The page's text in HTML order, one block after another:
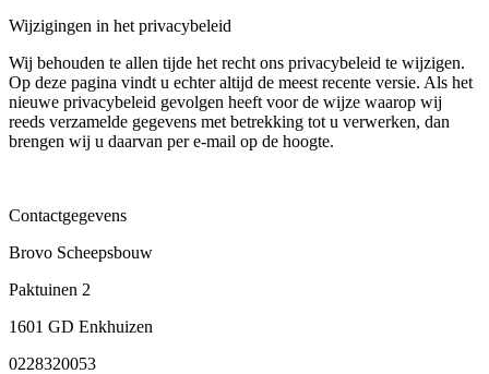
Wijzigingen in het privacybeleid
Wij behouden te allen tijde het recht ons privacybeleid te wijzigen.
Op deze pagina vindt u echter altijd de meest recente versie. Als het
nieuwe privacybeleid gevolgen heeft voor de wijze waarop wij
reeds verzamelde gegevens met betrekking tot u verwerken, dan
brengen wij u daarvan per e-mail op de hoogte.
Contactgegevens
Brovo Scheepsbouw
Paktuinen 2
1601 GD Enkhuizen
0228320053